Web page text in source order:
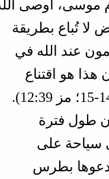
موسى، أوصى
لا تُباع بطريقة
عند الله في
هذا هو اقتناع
).
طول فترة
سياحة على
47‏:9). ويدعوها بطرس